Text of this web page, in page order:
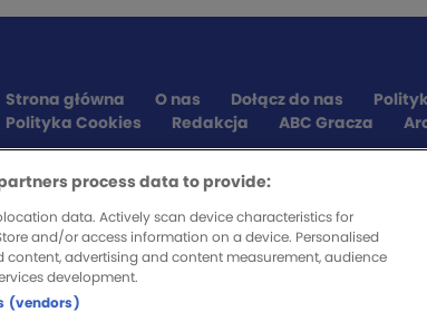
Strona główna O nas Dołącz do nas
Polityka Cookies
Redakcja ABC Gracza
SERWISU
process data to provide:
data. Actively scan device characteristics for
and/or access information on a device. Personalised
content, advertising and content measurement, audience
development.
(vendors)